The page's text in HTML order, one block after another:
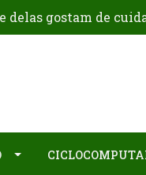
delas gostam de